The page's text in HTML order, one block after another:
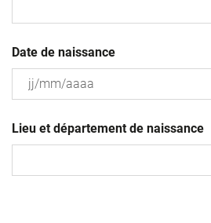
Date de naissance
slash
MM
Lieu et département de naissance